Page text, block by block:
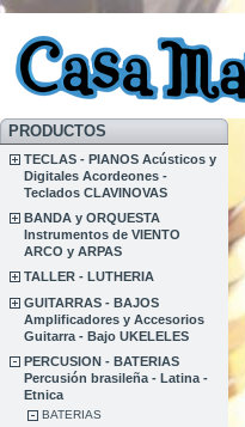
PRODUCTOS
TECLAS - PIANOS Acústicos y
Digitales Acordeones -
Teclados CLAVINOVAS
BANDA y ORQUESTA
Instrumentos de VIENTO
ARCO y ARPAS
TALLER - LUTHERIA
GUITARRAS - BAJOS
Amplificadores y Accesorios
Guitarra - Bajo UKELELES
PERCUSION - BATERIAS
Percusión brasileña - Latina -
Etnica
BATERIAS